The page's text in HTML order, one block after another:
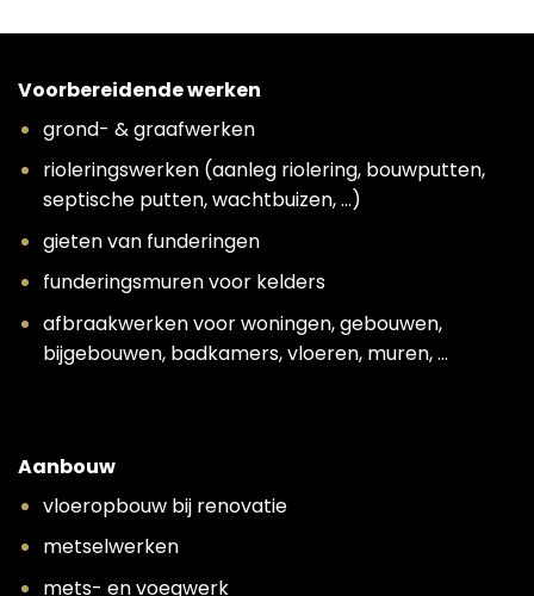
Voorbereidende werken
grond- & graafwerken
rioleringswerken (aanleg riolering, bouwputten,
septische putten, wachtbuizen, …)
gieten van funderingen
funderingsmuren voor kelders
afbraakwerken voor woningen, gebouwen,
bijgebouwen, badkamers, vloeren, muren, …
Aanbouw
vloeropbouw bij renovatie
metselwerken
mets- en voegwerk